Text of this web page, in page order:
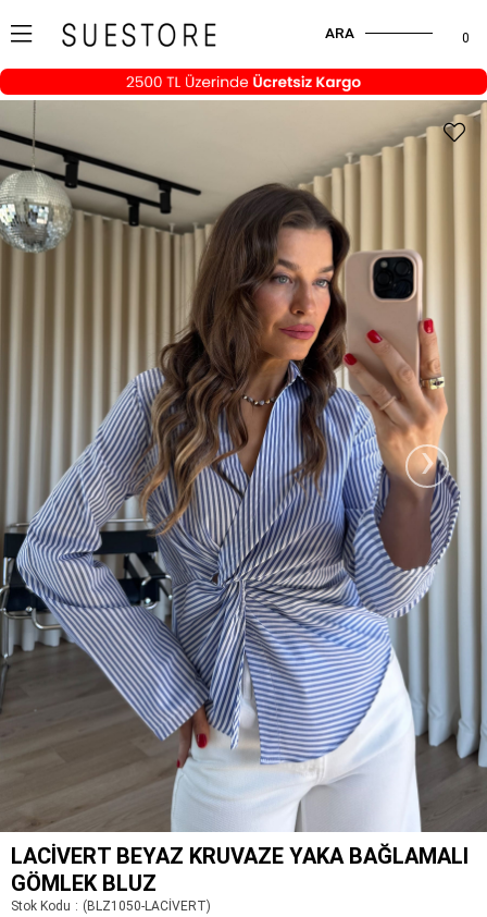
0
ARA
›
LACIVERT BEYAZ KRUVAZE YAKA BAĞLAMALI
GÖMLEK BLUZ
Stok Kodu (BLZ1050-LACİVERT)